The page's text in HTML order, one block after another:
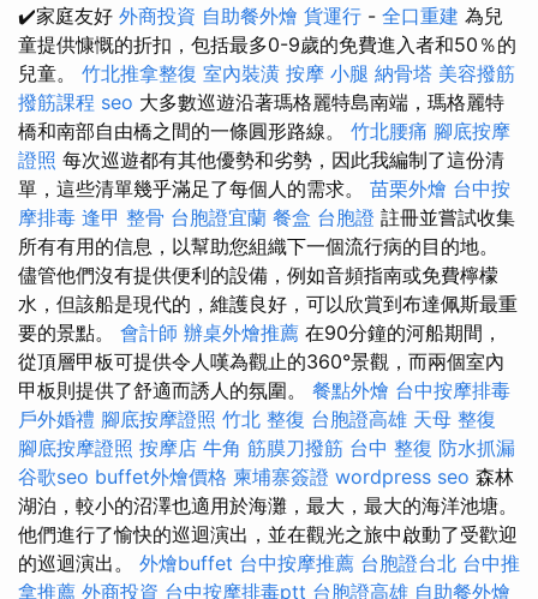
✔️家庭友好 外商投資 自助餐外燴 貨運行 - 全口重建 為兒
童提供慷慨的折扣，包括最多0-9歲的免費進入者和50％的
兒童。 竹北推拿整復 室內裝潢 按摩 小腿 納骨塔 美容撥筋
撥筋課程 seo 大多數巡遊沿著瑪格麗特島南端，瑪格麗特
橋和南部自由橋之間的一條圓形路線。 竹北腰痛 腳底按摩
證照 每次巡遊都有其他優勢和劣勢，因此我編制了這份清
單，這些清單幾乎滿足了每個人的需求。 苗栗外燴 台中按
摩排毒 逢甲 整骨 台胞證宜蘭 餐盒 台胞證 註冊並嘗試收集
所有有用的信息，以幫助您組織下一個流行病的目的地。
儘管他們沒有提供便利的設備，例如音頻指南或免費檸檬
水，但該船是現代的，維護良好，可以欣賞到布達佩斯最重
要的景點。 會計師 辦桌外燴推薦 在90分鐘的河船期間，
從頂層甲板可提供令人嘆為觀止的360°景觀，而兩個室內
甲板則提供了舒適而誘人的氛圍。 餐點外燴 台中按摩排毒
戶外婚禮 腳底按摩證照 竹北 整復 台胞證高雄 天母 整復
腳底按摩證照 按摩店 牛角 筋膜刀撥筋 台中 整復 防水抓漏
谷歌seo buffet外燴價格 柬埔寨簽證 wordpress seo 森林
湖泊，較小的沼澤也適用於海灘，最大，最大的海洋池塘。
他們進行了愉快的巡迴演出，並在觀光之旅中啟動了受歡迎
的巡迴演出。 外燴buffet 台中按摩推薦 台胞證台北 台中推
拿推薦 外商投資 台中按摩排毒ptt 台胞證高雄 自助餐外燴